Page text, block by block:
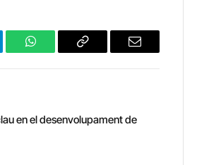
WhatsAppCopy
Email
en el desenvolupament de